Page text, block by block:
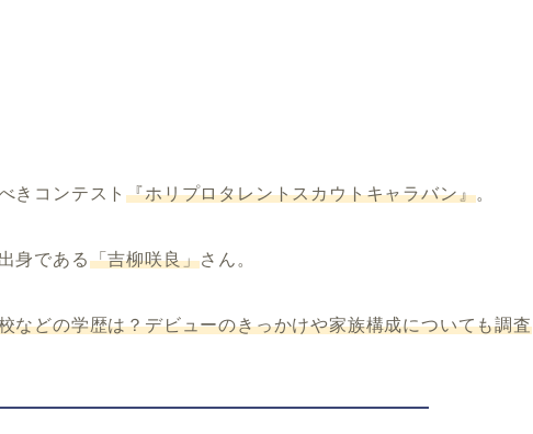
きコンテスト『ホリプロタレントスカウトキャラバン』。
身である「吉柳咲良」さん。
などの学歴は？デビューのきっかけや家族構成についても調査